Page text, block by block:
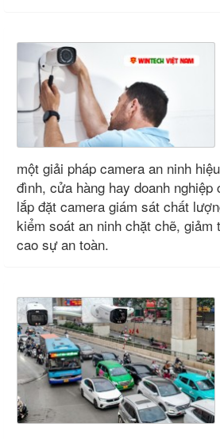
một giải pháp camera an ninh
đình, cửa hàng hay doanh nghiệp
lắp đặt camera giám sát chất
kiểm soát an ninh chặt chẽ, giảm
cao sự an toàn.